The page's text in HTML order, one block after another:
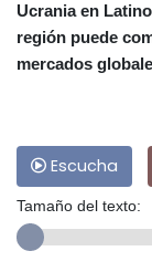
Ucrania en
región puede
mercados
Escucha
Tamaño del texto: